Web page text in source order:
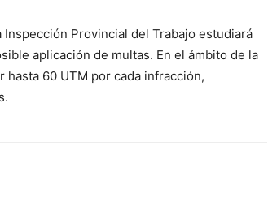
o
disminuir
Provincial del Trabajo estudiará
aplicación de multas. En el ámbito de la
60 UTM por cada infracción,